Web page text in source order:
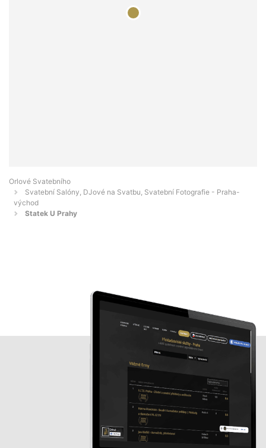
Orlové Svatebního
Svatební Salóny, DJové na Svatbu, Svatební Fotografie - Praha-
východ
Statek U Prahy